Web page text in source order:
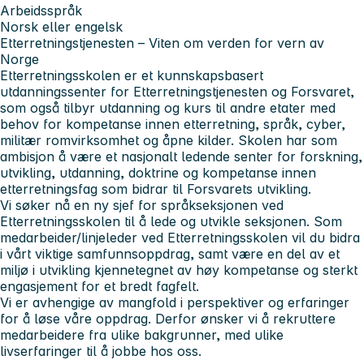
Arbeidsspråk
Norsk eller engelsk
Etterretningstjenesten – Viten om verden for vern av
Norge
Etterretningsskolen er et kunnskapsbasert
utdanningssenter for Etterretningstjenesten og Forsvaret,
som også tilbyr utdanning og kurs til andre etater med
behov for kompetanse innen etterretning, språk, cyber,
militær romvirksomhet og åpne kilder. Skolen har som
ambisjon å være et nasjonalt ledende senter for forskning,
utvikling, utdanning, doktrine og kompetanse innen
etterretningsfag som bidrar til Forsvarets utvikling.
Vi søker nå en ny sjef for språkseksjonen ved
Etterretningsskolen til å lede og utvikle seksjonen. Som
medarbeider/linjeleder ved Etterretningsskolen vil du bidra
i vårt viktige samfunnsoppdrag, samt være en del av et
miljø i utvikling kjennetegnet av høy kompetanse og sterkt
engasjement for et bredt fagfelt.
Vi er avhengige av mangfold i perspektiver og erfaringer
for å løse våre oppdrag. Derfor ønsker vi å rekruttere
medarbeidere fra ulike bakgrunner, med ulike
livserfaringer til å jobbe hos oss.